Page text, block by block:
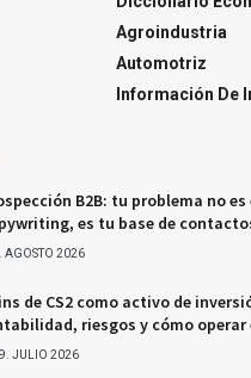
Agroindustria
Automotriz
Información De
B2B: tu problema no es
es tu base de
AGOSTO 2026
de CS2 como activo de
riesgos y cómo operar
JULIO 2026